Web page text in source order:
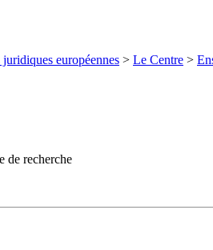
européennes > Le Centre >
de recherche